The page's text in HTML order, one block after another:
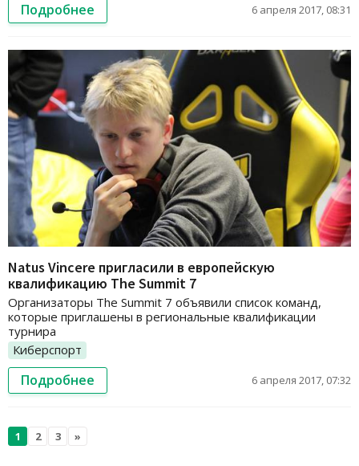
Подробнее 6 апреля 2017, 08:31
Natus Vincere пригласили в европейскую
квалификацию The Summit 7
Организаторы The Summit 7 объявили список команд,
которые приглашены в региональные квалификации
турнира
Киберспорт
Подробнее 6 апреля 2017, 07:32
1 2 3 »